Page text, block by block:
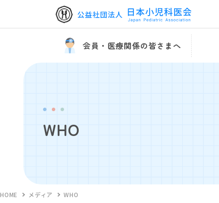
会員・医療関係の皆さまへ
WHO
HOME メディア WHO